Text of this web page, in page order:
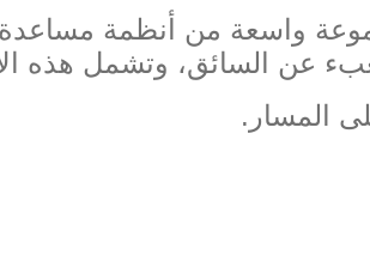
واسعة من أنظمة مساعدة
عن السائق، وتشمل هذه
المسار .